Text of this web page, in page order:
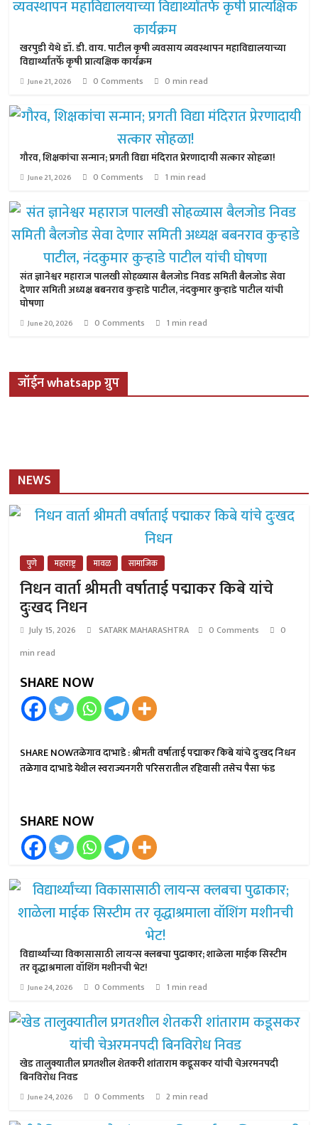
खरपुडी येथे डॉ. डी. वाय. पाटील कृषी व्यवसाय व्यवस्थापन महाविद्यालयाच्या
विद्यार्थ्यांतर्फे कृषी प्रात्यक्षिक कार्यक्रम
June 21, 2026 0 Comments 0 min read
गौरव, शिक्षकांचा सन्मान; प्रगती विद्या मंदिरात प्रेरणादायी सत्कार सोहळा!
June 21, 2026 0 Comments 1 min read
संत ज्ञानेश्वर महाराज पालखी सोहळ्यास बैलजोड निवड समिती बैलजोड सेवा
देणार समिती अध्यक्ष बबनराव कुऱ्हाडे पाटील, नंदकुमार कुऱ्हाडे पाटील यांची
घोषणा
June 20, 2026 0 Comments 1 min read
जॉईन whatsapp ग्रुप
NEWS
पुणे महाराष्ट्र मावळ सामाजिक
निधन वार्ता श्रीमती वर्षाताई पद्माकर किबे यांचे
दुःखद निधन
July 15, 2026 SATARK MAHARASHTRA 0 Comments
0
min read
SHARE NOW
SHARE NOWतळेगाव दाभाडे : श्रीमती वर्षाताई पद्माकर किबे यांचे दुःखद निधन
तळेगाव दाभाडे येथील स्वराज्यनगरी परिसरातील रहिवासी तसेच पैसा फंड
SHARE NOW
विद्यार्थ्यांच्या विकासासाठी लायन्स क्लबचा पुढाकार; शाळेला माईक सिस्टीम
तर वृद्धाश्रमाला वॉशिंग मशीनची भेट!
June 24, 2026 0 Comments 1 min read
खेड तालुक्यातील प्रगतशील शेतकरी शांताराम कडूसकर यांची चेअरमनपदी
बिनविरोध निवड
June 24, 2026 0 Comments 2 min read